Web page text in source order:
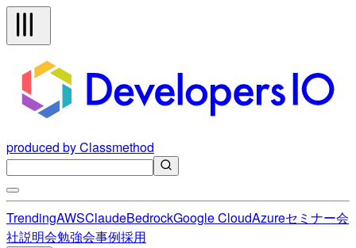
produced by Classmethod
TrendingAWSClaudeBedrockGoogle CloudAzureセミナー会
社説明会勉強会事例採用